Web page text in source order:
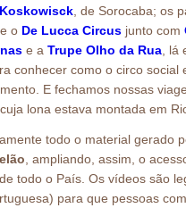
, de Sorocaba; os
o De Lucca Circusjunto com
e a Trupe Olho da Rua, lá
conhecer como o circo social
E fechamos nossas
lona estava montada em
todo o material gerado
, ampliando, assim, o
todo o País. Os vídeos são
para que pessoas